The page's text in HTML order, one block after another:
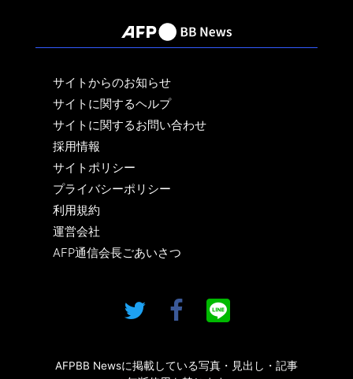
サイトからのお知らせ
サイトに関するヘルプ
サイトに関するお問い合わせ
採用情報
サイトポリシー
プライバシーポリシー
利用規約
運営会社
AFP通信会長ごあいさつ
AFPBB Newsに掲載している写真・見出し・記事